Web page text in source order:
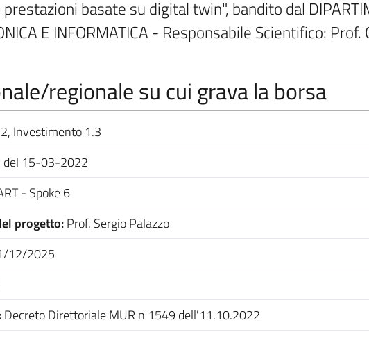
basate su digital twin", bandito dal
E INFORMATICA - Responsabile Scientifico: Prof.
regionale su cui grava la borsa
Investimento 1.3
15-03-2022
- Spoke 6
progetto:Prof. Sergio Palazzo
12/2025
Decreto Direttoriale MUR n 1549 dell'11.10.2022